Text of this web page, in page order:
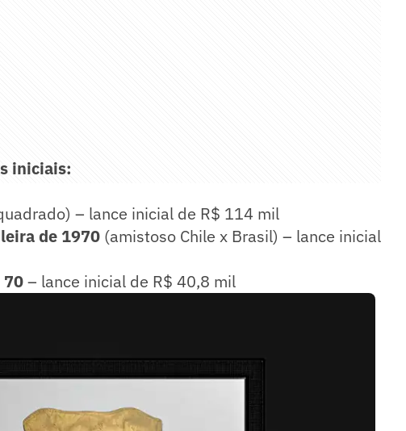
iniciais:
– lance inicial de R$ 114 mil
de 1970 (amistoso Chile x Brasil) – lance inicial
70– lance inicial de R$ 40,8 mil